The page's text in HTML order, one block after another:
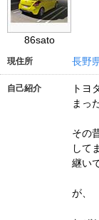
86sato
現住所 長野
自己紹介
トヨ
まっ
その
して
継い
が、